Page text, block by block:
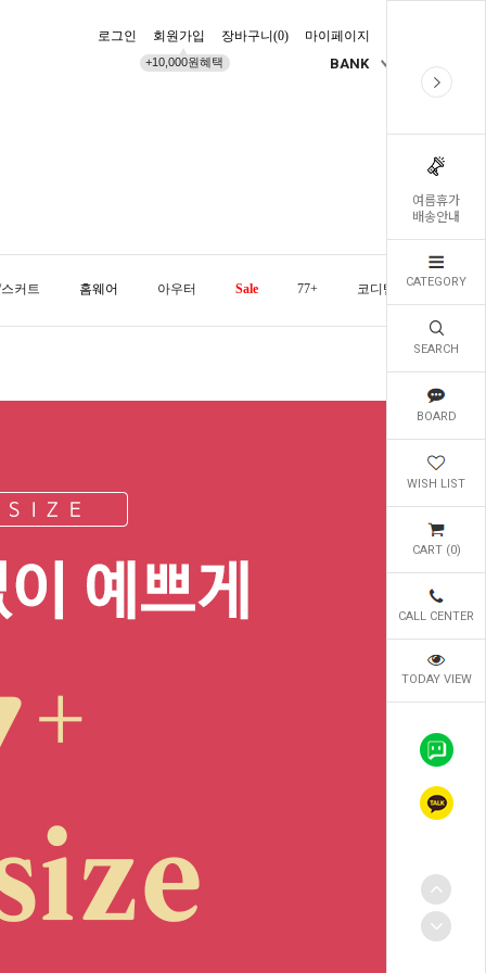
여름휴가
배송안내
CATEGORY
SEARCH
BOARD
WISH LIST
CART (0)
CALL CENTER
TODAY VIEW
로그인 회원가입
+10,000원혜택
장바구니(0) 마이페이지
BANK
커트 홈웨어 아우터 Sale 77+ 코디템 오늘발송